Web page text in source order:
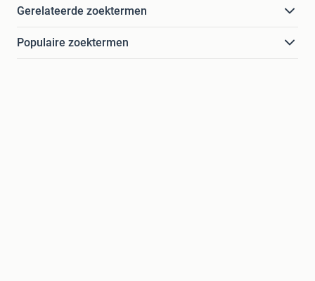
Gerelateerde zoektermen
Populaire zoektermen